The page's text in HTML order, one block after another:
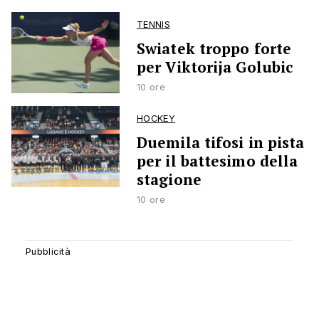
TENNIS
Swiatek troppo forte
per Viktorija Golubic
10 ore
HOCKEY
Duemila tifosi in pista
per il battesimo della
stagione
10 ore